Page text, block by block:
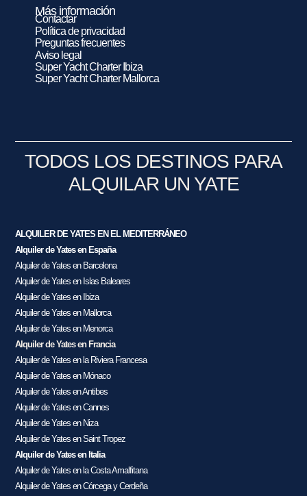
Más información
Contactar
Política de privacidad
Preguntas frecuentes
Aviso legal
Super Yacht Charter Ibiza
Super Yacht Charter Mallorca
TODOS LOS DESTINOS PARA
ALQUILAR UN YATE
ALQUILER DE YATES EN EL MEDITERRÁNEO
Alquiler de Yates en España
Alquiler de Yates en Barcelona
Alquiler de Yates en Islas Baleares
Alquiler de Yates en Ibiza
Alquiler de Yates en Mallorca
Alquiler de Yates en Menorca
Alquiler de Yates en Francia
Alquiler de Yates en la Riviera Francesa
Alquiler de Yates en Mónaco
Alquiler de Yates en Antibes
Alquiler de Yates en Cannes
Alquiler de Yates en Niza
Alquiler de Yates en Saint Tropez
Alquiler de Yates en Italia
Alquiler de Yates en la Costa Amalfitana
Alquiler de Yates en Córcega y Cerdeña